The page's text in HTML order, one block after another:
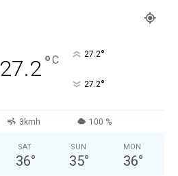
27.2°C 27.2°
27.2°
3kmh 100 %
SAT
36°
SUN
35°
MON
36°